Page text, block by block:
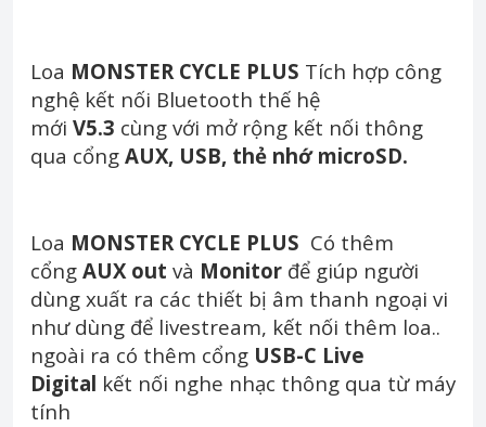
Loa MONSTER CYCLE PLUS Tích hợp công
nghệ kết nối Bluetooth thế hệ
mới V5.3 cùng với mở rộng kết nối thông
qua cổng AUX, USB, thẻ nhớ microSD.
Loa MONSTER CYCLE PLUS Có thêm
cổng AUX out và Monitor để giúp người
dùng xuất ra các thiết bị âm thanh ngoại vi
như dùng để livestream, kết nối thêm loa..
ngoài ra có thêm cổng USB-C Live
Digital kết nối nghe nhạc thông qua từ máy
tính